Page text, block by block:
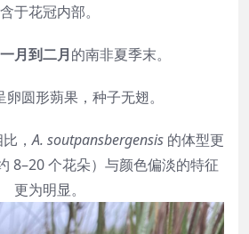
含于花冠内部。
一月到二月的南非夏季末。
圆形蒴果，种子无翅。
，A. soutpansbergensis 的体型更
8–20 个花朵）与颜色偏淡的特征
更为明显。